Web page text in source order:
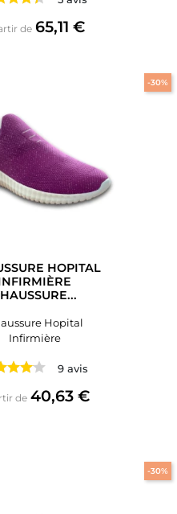
de Prix
65,11 €
HOPITAL
Hopital
Infirmière
9 avis
de Prix
40,63 €
-30%
-30%